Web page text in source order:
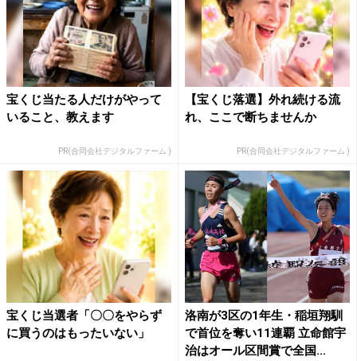
宝くじ当たる人だけがやって
いること、教えます
PR(合同会社デジタルファーム )
【宝くじ落選】外れ続ける流
れ、ここで断ちませんか
PR(合同会社デジタルファーム )
宝くじ当選者「〇〇をやらず
に買うのはもったいない」
洛南が3区の1年生・稲垣翔馴
で首位を奪い11連覇 立命館宇
治はオール区間賞で全国...